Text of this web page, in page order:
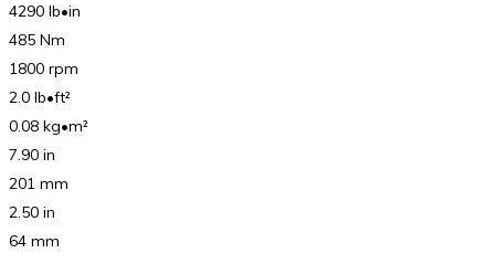
4290 lb•in
485 Nm
1800 rpm
2.0 lb•ft²
0.08 kg•m²
7.90 in
201 mm
2.50 in
64 mm